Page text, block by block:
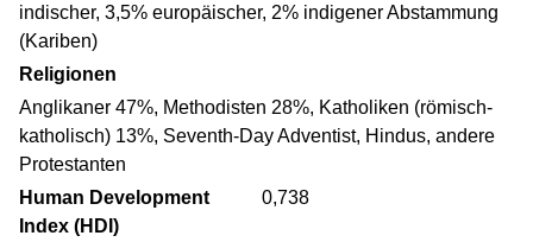
indischer, 3,5% europäischer, 2% indigener Abstammung
(Kariben)
Religionen
Anglikaner 47%, Methodisten 28%, Katholiken (römisch-
katholisch) 13%, Seventh-Day Adventist, Hindus, andere
Protestanten
Human Development
Index (HDI)
0,738